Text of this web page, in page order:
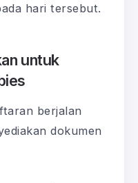
hari tersebut.
untuk
berjalan
dokumen